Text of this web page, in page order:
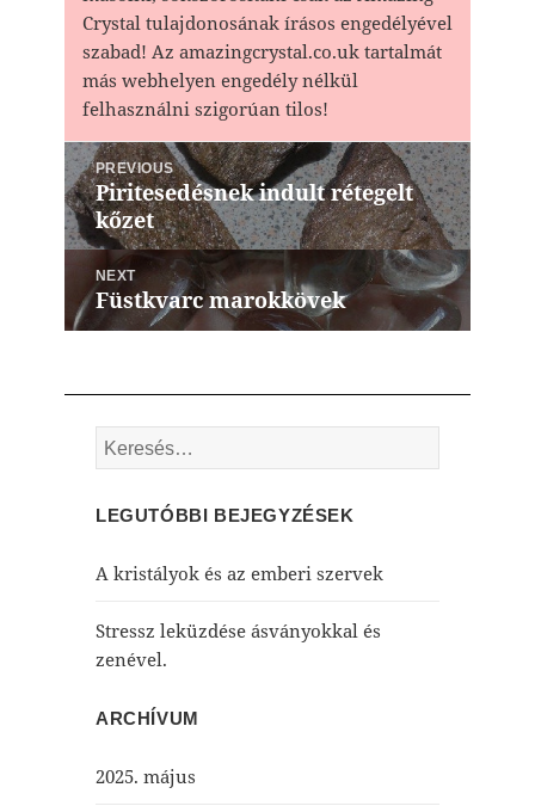
Crystal tulajdonosának írásos engedélyével
szabad! Az amazingcrystal.co.uk tartalmát
más webhelyen engedély nélkül
felhasználni szigorúan tilos!
Bejegyzés
navigáció
PREVIOUS
Previous
post:
Piritesedésnek indult rétegelt
kőzet
NEXT
Next
post:
Füstkvarc marokkövek
Keresés:
LEGUTÓBBI BEJEGYZÉSEK
A kristályok és az emberi szervek
Stressz leküzdése ásványokkal és
zenével.
ARCHÍVUM
2025. május